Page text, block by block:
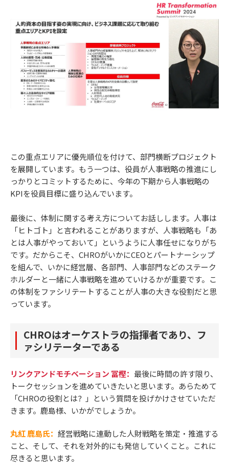
この重点エリアに優先順位を付けて、部門横断プロジェクト
を展開しています。もう一つは、役員が人事戦略の推進にし
っかりとコミットするために、今年の下期から人事戦略の
KPIを役員目標に盛り込んでいます。
最後に、体制に関する考え方についてお話しします。人事は
「ヒトゴト」と言われることがありますが、人事戦略も「あ
とは人事がやっておいて」というように人事任せになりがち
です。だからこそ、CHROがいかにCEOとパートナーシップ
を組んで、いかに経営層、各部門、人事部門などのステーク
ホルダーと一緒に人事戦略を進めていけるかが重要です。こ
の体制をファシリテートすることが人事の大きな役割だと思
っています。
CHROはオーケストラの指揮者であり、フ
ァシリテーターである
リンクアンドモチベーション 冨樫： 最後に時間の許す限り、
トークセッションを進めていきたいと思います。あらためて
「CHROの役割とは？」という質問を投げかけさせていただ
きます。鹿島様、いかがでしょうか。
丸紅 鹿島氏： 経営戦略に連動した人財戦略を策定・推進する
こと、そして、それを対外的にも発信していくこと。これに
尽きると思います。